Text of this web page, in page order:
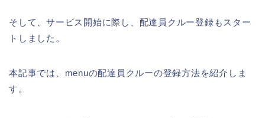
そして、サービス開始に際し、配達員クルー登録もスター
トしました。
本記事では、menuの配達員クルーの登録方法を紹介しま
す。